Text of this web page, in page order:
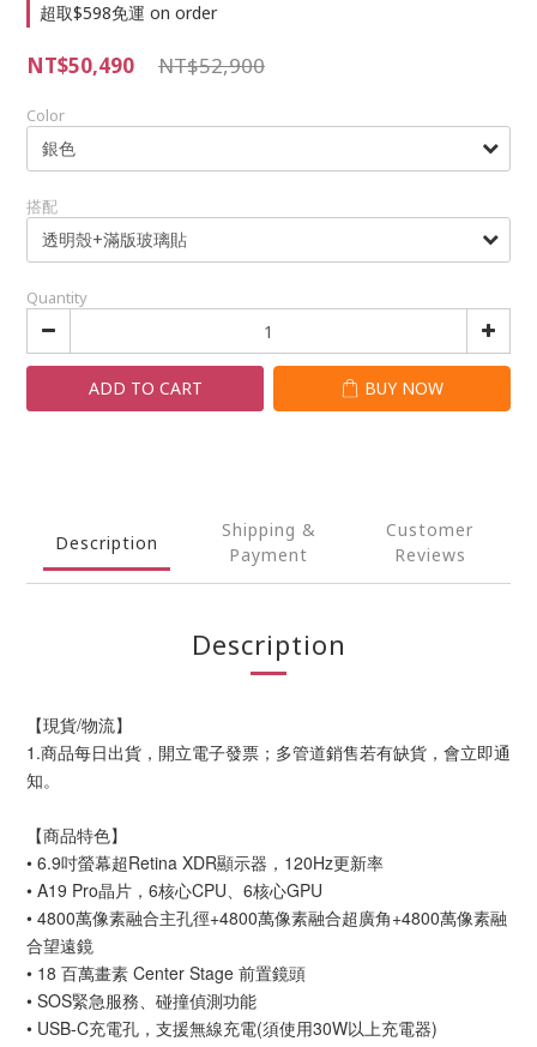
超取$598免運 on order
NT$52,900
NT$50,490
Color
搭配
Quantity
ADD TO CART BUY NOW
Description
Shipping &
Payment
Customer
Reviews
Description
【現貨/物流】
1.商品每日出貨，開立電子發票；多管道銷售若有缺貨，會立即通
知。
【商品特色】
• 6.9吋螢幕超Retina XDR顯示器，120Hz更新率
• A19 Pro晶片，6核心CPU、6核心GPU
• 4800萬像素融合主孔徑+4800萬像素融合超廣角+4800萬像素融
合望遠鏡
• 18 百萬畫素 Center Stage 前置鏡頭
• SOS緊急服務、碰撞偵測功能
• USB-C充電孔，支援無線充電(須使用30W以上充電器)